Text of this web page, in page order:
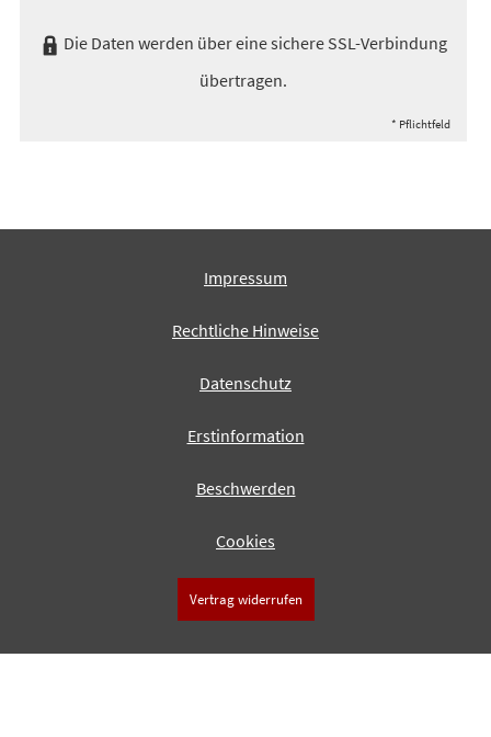
Die Daten werden über eine sichere SSL-Verbindung
übertragen.
* Pflichtfeld
Impressum
Rechtliche Hinweise
Datenschutz
Erstinformation
Beschwerden
Cookies
Vertrag widerrufen